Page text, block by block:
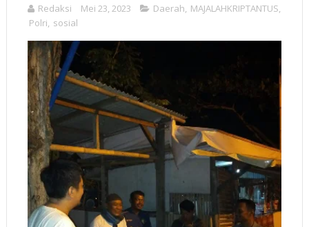
Redaksi Mei 23, 2023 Daerah, MAJALAHKRIPTANTUS,
Polri, sosial